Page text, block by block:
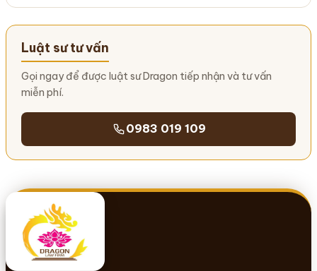
Luật sư tư vấn
Gọi ngay để được luật sư Dragon tiếp nhận và tư vấn
miễn phí.
0983 019 109